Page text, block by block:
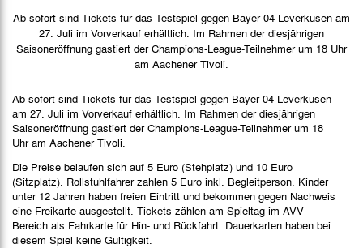
Ab sofort sind Tickets für das Testspiel gegen Bayer 04 Leverkusen am
27. Juli im Vorverkauf erhältlich. Im Rahmen der diesjährigen
Saisoneröffnung gastiert der Champions-League-Teilnehmer um 18 Uhr
am Aachener Tivoli.
Ab sofort sind Tickets für das Testspiel gegen Bayer 04 Leverkusen
am 27. Juli im Vorverkauf erhältlich. Im Rahmen der diesjährigen
Saisoneröffnung gastiert der Champions-League-Teilnehmer um 18
Uhr am Aachener Tivoli.
Die Preise belaufen sich auf 5 Euro (Stehplatz) und 10 Euro
(Sitzplatz). Rollstuhlfahrer zahlen 5 Euro inkl. Begleitperson. Kinder
unter 12 Jahren haben freien Eintritt und bekommen gegen Nachweis
eine Freikarte ausgestellt. Tickets zählen am Spieltag im AVV-
Bereich als Fahrkarte für Hin- und Rückfahrt. Dauerkarten haben bei
diesem Spiel keine Gültigkeit.